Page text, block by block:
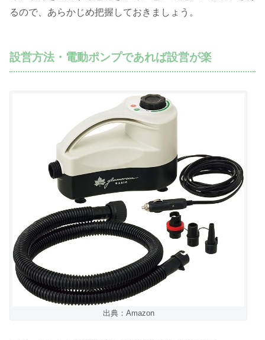
るので、あらかじめ把握しておきましょう。
設営方法・電動ポンプであれば設営が楽
出典：Amazon